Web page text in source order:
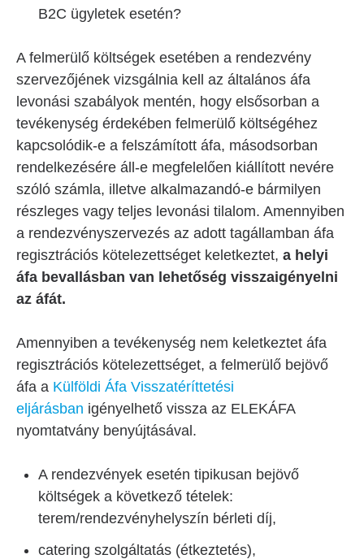
B2C ügyletek esetén?
A felmerülő költségek esetében a rendezvény
szervezőjének vizsgálnia kell az általános áfa
levonási szabályok mentén, hogy elsősorban a
tevékenység érdekében felmerülő költségéhez
kapcsolódik-e a felszámított áfa, másodsorban
rendelkezésére áll-e megfelelően kiállított nevére
szóló számla, illetve alkalmazandó-e bármilyen
részleges vagy teljes levonási tilalom. Amennyiben
a rendezvényszervezés az adott tagállamban áfa
regisztrációs kötelezettséget keletkeztet, a helyi
áfa bevallásban van lehetőség visszaigényelni
az áfát.
Amennyiben a tevékenység nem keletkeztet áfa
regisztrációs kötelezettséget, a felmerülő bejövő
áfa a Külföldi Áfa Visszatéríttetési
eljárásban igényelhető vissza az ELEKÁFA
nyomtatvány benyújtásával.
A rendezvények esetén tipikusan bejövő
költségek a következő tételek:
terem/rendezvényhelyszín bérleti díj,
catering szolgáltatás (étkeztetés),